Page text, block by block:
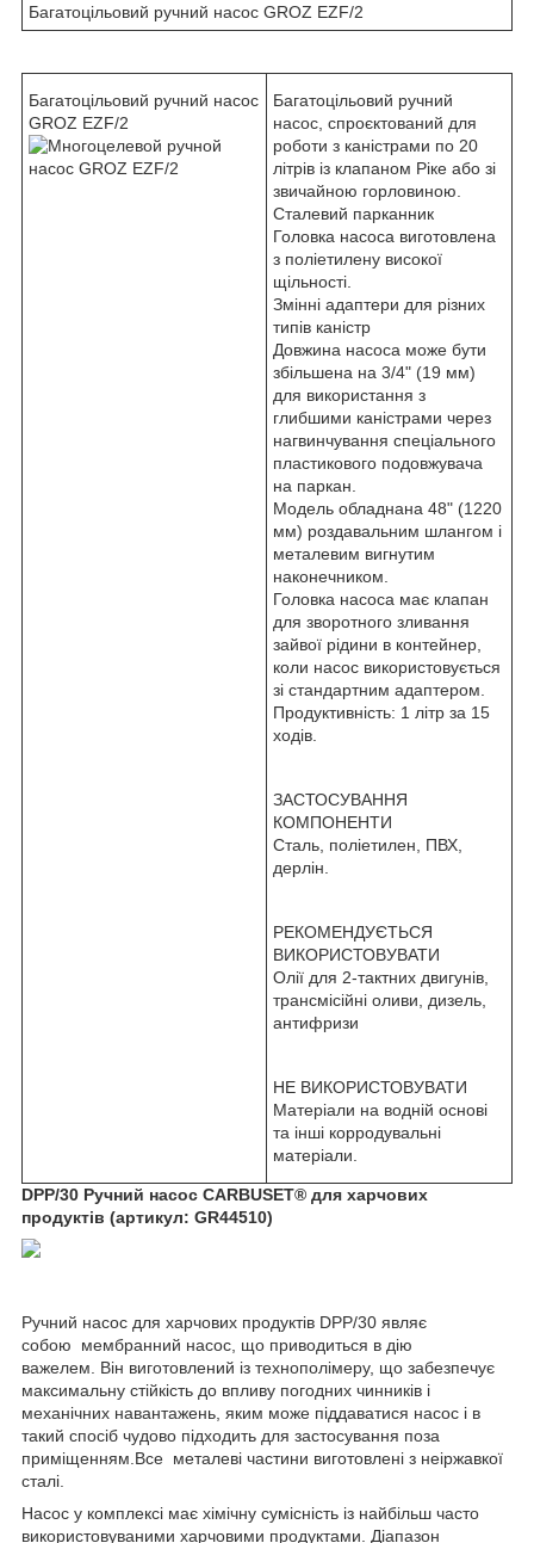
Багатоцільовий ручний насос GROZ EZF/2
Багатоцільовий ручний насос
GROZ EZF/2
Багатоцільовий ручний
насос, спроєктований для
роботи з каністрами по 20
літрів із клапаном Ріке або зі
звичайною горловиною.
Сталевий парканник
Головка насоса виготовлена
з поліетилену високої
щільності.
Змінні адаптери для різних
типів каністр
Довжина насоса може бути
збільшена на 3/4" (19 мм)
для використання з
глибшими каністрами через
нагвинчування спеціального
пластикового подовжувача
на паркан.
Модель обладнана 48" (1220
мм) роздавальним шлангом і
металевим вигнутим
наконечником.
Головка насоса має клапан
для зворотного зливання
зайвої рідини в контейнер,
коли насос використовується
зі стандартним адаптером.
Продуктивність: 1 літр за 15
ходів.
ЗАСТОСУВАННЯ
КОМПОНЕНТИ
Сталь, поліетилен, ПВХ,
дерлін.
РЕКОМЕНДУЄТЬСЯ
ВИКОРИСТОВУВАТИ
Олії для 2-тактних двигунів,
трансмісійні оливи, дизель,
антифризи
НЕ ВИКОРИСТОВУВАТИ
Матеріали на водній основі
та інші корродувальні
матеріали.
DPP/30 Ручний насос CARBUSET® для харчових
продуктів (артикул: GR44510)
Ручний насос для харчових продуктів DPP/30 являє
собою мембранний насос, що приводиться в дію
важелем. Він виготовлений із технополімеру, що забезпечує
максимальну стійкість до впливу погодних чинників і
механічних навантажень, яким може піддаватися насос і в
такий спосіб чудово підходить для застосування поза
приміщенням.Все металеві частини виготовлені з неіржавкої
сталі.
Насос у комплексі має хімічну сумісність із найбільш часто
використовуваними харчовими продуктами. Діапазон